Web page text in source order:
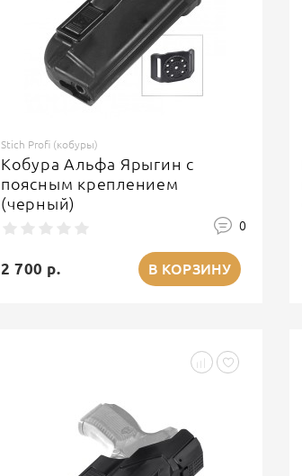
Stich Profi (кобуры)
Кобура Альфа Ярыгин с
поясным креплением
(черный)
0
2 700 р. В КОРЗИНУ